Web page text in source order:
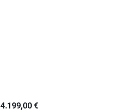
4.199,00 €